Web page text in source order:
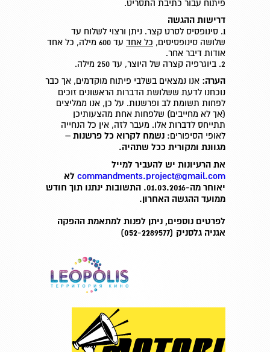
פיתוח עבור כתיבת התסריט.
דרישות ההגשה
1. סינופסיס לסרט קצר. ניתן ורצוי לשלוח עד
שלושה סינופסיסים, כל אחד
עד 600 מילה, כל אחד
אודות דיבר אחר.
2. ביוגרפיה קצרה של היוצר, עד 250 מילה.
הערה: אנו נמצאים בשלבי פיתוח מוקדמים, אך כבר
נוכחנו לדעת ששלושת הדברות הראשונים זוכים
לפחות תשומת לב ופרשנות. על כן, אנו ממליצים
(אך לא מחייבים) שלפחות אחת מהצעותיכן
תתייחס לדברות אלו. מעבר לזה, אין כל הנחייה
לאופי הסיפורים: נשמח לקרוא כל פרשנות –
מגוונת ומקורית ככל שתהיה.
את הרעיונות יש להעביר למייל
commandments.project@gmail.com לא
יאוחר מה-01.03.2016. התשובות ינתנו תוך חודש
ממועד ההגשה האחרון.
לפרטים נוספים, ניתן לפנות למתאמת ההפקה
אגניה גלסניק (052-2289577)